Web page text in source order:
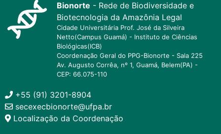
Bionorte - Rede de Biodiversidade e
Biotecnologia da Amazônia Legal
Cidade Universitária Prof. José da Silveira
Netto(Campus Guamá) - Instituto de Ciências
Biológicas(ICB)
Coordenação Geral do PPG-Bionorte - Sala 225
Av. Augusto Corrêa, nº 1, Guamá, Belem(PA) -
CEP: 66.075-110
+55 (91) 3201-8904
secexecbionorte@ufpa.br
Localização da Coordenação